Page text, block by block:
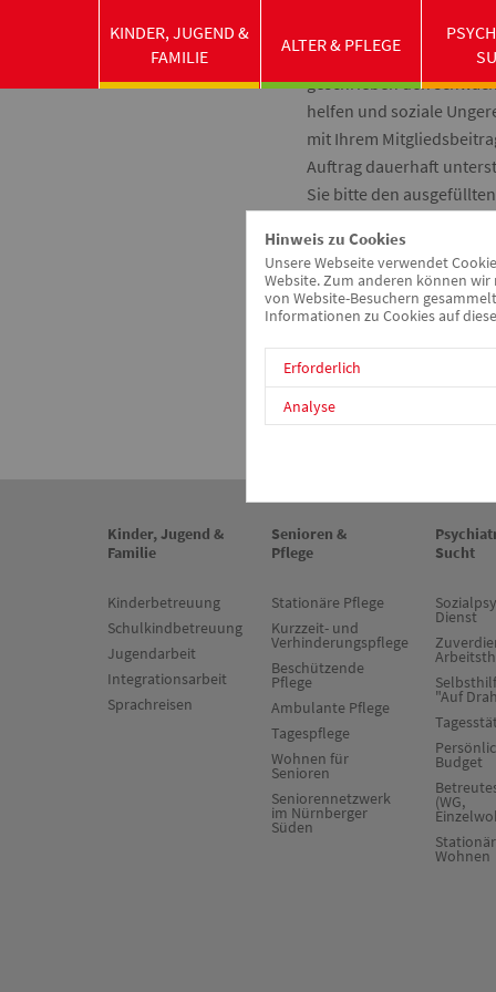
Die Arbeiterwohlfahrt
geschrieben den
helfen und soziale
mit Ihrem
Auftrag dauerhaft
Sie bitte den
steuerlich absetzbar.
Haben Sie noch Fragen
beantwortet Ihnen unser
Wir freuen uns auf Sie!
Kinder, Jugend &
Familie
Kinderbetreuung
Schulkindbetreuung
Jugendarbeit
Integrationsarbeit
Sprachreisen
Senioren &
Pflege
Stationäre Pflege
Kurzzeit- und
Verhinderungspflege
Beschützende
Pflege
Ambulante Pflege
Tagespflege
Wohnen für
Senioren
Seniorennetzwerk
im Nürnberger
Süden
Sucht
Dienst
"Auf
Budget
(WG,
Wohnen
KINDER, JUGEND &
FAMILIE
ALTER & PFLEGE
Hinweis zu Cookies
Unsere Webseite verwendet
Website. Zum anderen können
von Website-Besuchern
Informationen zu Cookies auf
Erforderlich
Analyse